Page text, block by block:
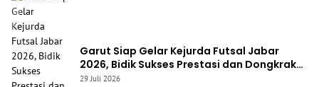
Garut Siap Gelar Kejurda Futsal Jabar
2026, Bidik Sukses Prestasi dan Dongkrak
Sport Tourism
29 Juli 2026